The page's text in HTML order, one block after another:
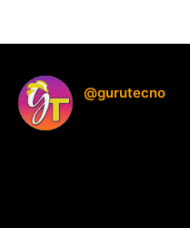
@gurutecno